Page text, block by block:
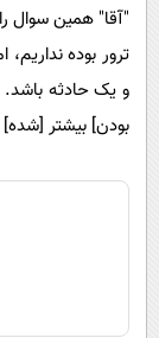
"آقا" همین سوال
ترور بوده
و یک حادثه باشد.
بودن] بیشتر